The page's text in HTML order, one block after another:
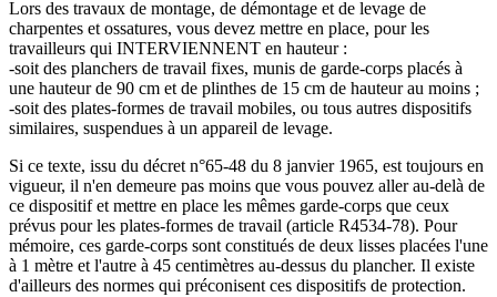
Lors des travaux de montage, de démontage et de levage de
charpentes et ossatures, vous devez mettre en place, pour les
travailleurs qui INTERVIENNENT en hauteur :
-soit des planchers de travail fixes, munis de garde-corps placés à
une hauteur de 90 cm et de plinthes de 15 cm de hauteur au moins ;
-soit des plates-formes de travail mobiles, ou tous autres dispositifs
similaires, suspendues à un appareil de levage.
Si ce texte, issu du décret n°65-48 du 8 janvier 1965, est toujours en
vigueur, il n'en demeure pas moins que vous pouvez aller au-delà de
ce dispositif et mettre en place les mêmes garde-corps que ceux
prévus pour les plates-formes de travail (article R4534-78). Pour
mémoire, ces garde-corps sont constitués de deux lisses placées l'une
à 1 mètre et l'autre à 45 centimètres au-dessus du plancher. Il existe
d'ailleurs des normes qui préconisent ces dispositifs de protection.